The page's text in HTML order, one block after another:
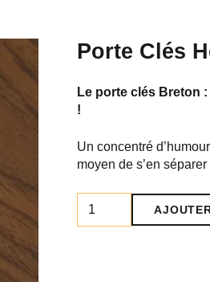
Porte Clés
Le porte clés Breton
!
Un concentré
moyen de s’en
de